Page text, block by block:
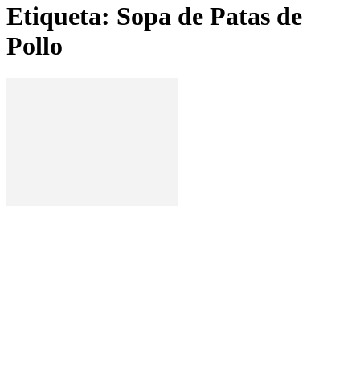
Etiqueta: Sopa de Patas de
Pollo